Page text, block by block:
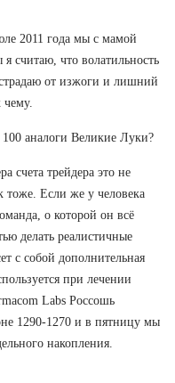
2011 года мы с мамой
считаю, что волатильность
страдаю от изжоги и лишний
чему.
аналоги Великие Луки?
счета трейдера это не
тоже. Если же у человека
о которой он всё
делать реалистичные
с собой дополнительная
при лечении
Labs Россошь
1290-1270 и в пятницу мы
накопления.